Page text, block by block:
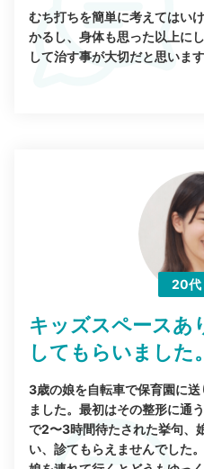
むち打ちを簡単に考えてはい
かるし、身体も思った以上に
して治す事が大切だと思います
20代
キッズスペースあ
してもらいました。
3歳の娘を自転車で保育園に
ました。最初はその整形に通
で2〜3時間待たされた挙句、
い、診てもらえませんでした